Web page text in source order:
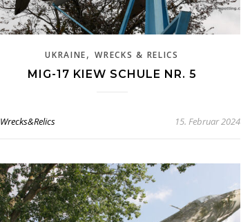
UKRAINE,WRECKS & RELICS
MIG-17 KIEW SCHULE NR. 5
Wrecks&Relics 15. Februar 2024